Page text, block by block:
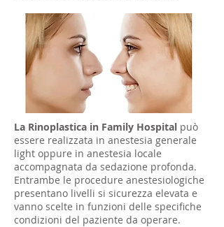
La Rinoplastica in Family Hospital può
essere realizzata in anestesia generale
light oppure in anestesia locale
accompagnata da sedazione profonda.
Entrambe le procedure anestesiologiche
presentano livelli si sicurezza elevata e
vanno scelte in funzioni delle specifiche
condizioni del paziente da operare.